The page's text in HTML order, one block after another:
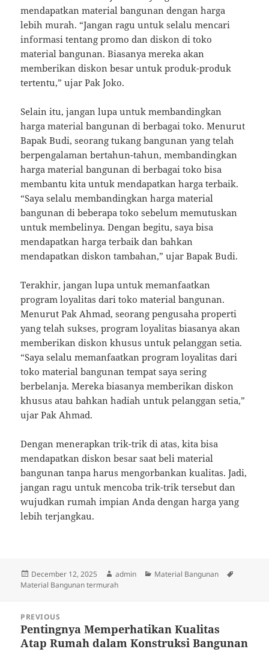
mendapatkan material bangunan dengan harga
lebih murah. “Jangan ragu untuk selalu mencari
informasi tentang promo dan diskon di toko
material bangunan. Biasanya mereka akan
memberikan diskon besar untuk produk-produk
tertentu,” ujar Pak Joko.
Selain itu, jangan lupa untuk membandingkan
harga material bangunan di berbagai toko. Menurut
Bapak Budi, seorang tukang bangunan yang telah
berpengalaman bertahun-tahun, membandingkan
harga material bangunan di berbagai toko bisa
membantu kita untuk mendapatkan harga terbaik.
“Saya selalu membandingkan harga material
bangunan di beberapa toko sebelum memutuskan
untuk membelinya. Dengan begitu, saya bisa
mendapatkan harga terbaik dan bahkan
mendapatkan diskon tambahan,” ujar Bapak Budi.
Terakhir, jangan lupa untuk memanfaatkan
program loyalitas dari toko material bangunan.
Menurut Pak Ahmad, seorang pengusaha properti
yang telah sukses, program loyalitas biasanya akan
memberikan diskon khusus untuk pelanggan setia.
“Saya selalu memanfaatkan program loyalitas dari
toko material bangunan tempat saya sering
berbelanja. Mereka biasanya memberikan diskon
khusus atau bahkan hadiah untuk pelanggan setia,”
ujar Pak Ahmad.
Dengan menerapkan trik-trik di atas, kita bisa
mendapatkan diskon besar saat beli material
bangunan tanpa harus mengorbankan kualitas. Jadi,
jangan ragu untuk mencoba trik-trik tersebut dan
wujudkan rumah impian Anda dengan harga yang
lebih terjangkau.
Posted
on
December 12, 2025 Author
admin Categories
Material Bangunan
Material Bangunan termurah
navigation
PREVIOUS
Previous
post:
Pentingnya Memperhatikan Kualitas
Atap Rumah dalam Konstruksi Bangunan